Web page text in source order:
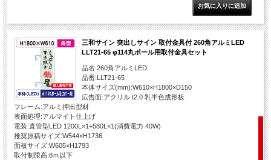
三和サイン 突出しサイン 取付金具付 260角アルミLED
LLT21-65 φ114丸ポール用取付金具セット
品名:260角アルミLED
品番:LLT21-65
本体サイズ(mm):W610×H1800×D150
広告面:アクリル t2.0 乳半色成形板
フレーム:アルミ押出型材
表面処理:アルマイト仕上げ
電装:直管型LED 1200L×1+580L×1(消費電力 40W)
推奨原稿サイズ:W544×H1736
面板サイズ:W605×H1793
取付制限高:8ｍ以下